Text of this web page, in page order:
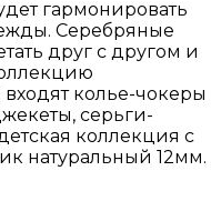
гармонировать
Серебряные
друг с другом и
колье-чокеры
серьги-
коллекция с
натуральный 12мм.